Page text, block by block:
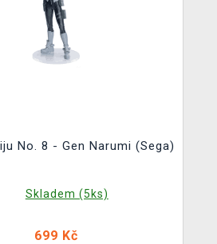
No. 8 - Gen Narumi (Sega)
Skladem (5ks)
699 Kč